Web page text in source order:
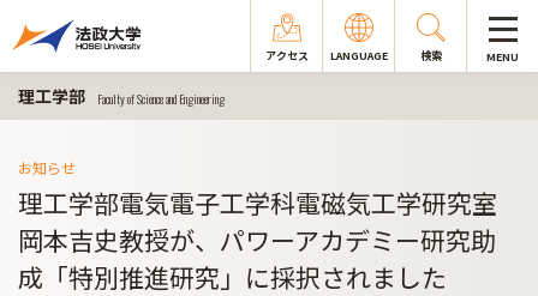
アクセス LANGUAGE 検索 MENU
理工学部 Faculty of Science and Engineering
お知らせ
理工学部電気電子工学科電磁気工学研究室
岡本吉史教授が、パワーアカデミー研究助
成「特別推進研究」に採択されました